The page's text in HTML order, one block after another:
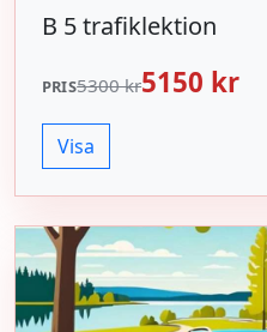
B 5 trafiklektion
PRIS5300 kr5150 kr
Visa